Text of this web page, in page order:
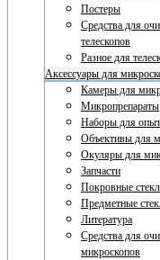
Постеры
Средства для
телескопов
Разное для
Аксессуары для
Камеры для
Микропрепараты
Наборы для
Объективы для
Окуляры для
Запчасти
Покровные
Предметные
Литература
Средства для
микроскопов